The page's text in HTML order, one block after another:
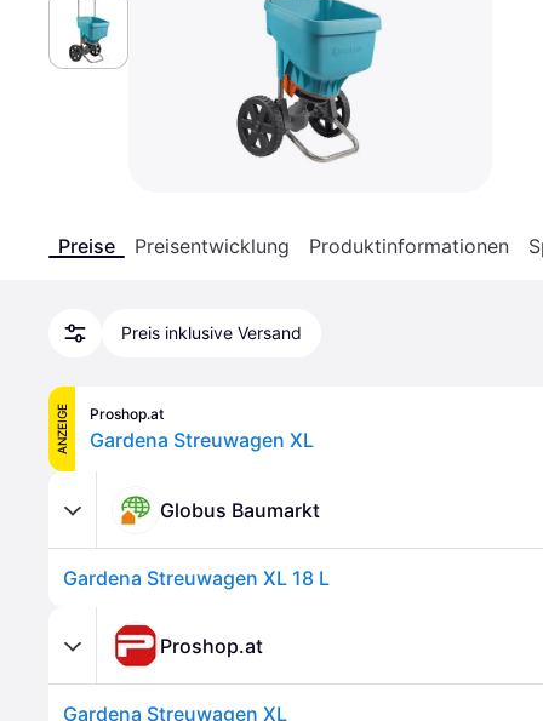
Preise Preisentwicklung Produktinformationen
Preis inklusive Versand
ANZEIGE Proshop.at
Gardena Streuwagen XL
Globus Baumarkt
Gardena Streuwagen XL 18 L
Proshop.at
Gardena Streuwagen XL